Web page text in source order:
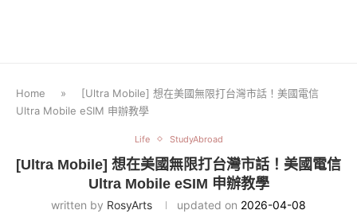
Home »
[Ultra Mobile] 想在美國無限打台灣市話！美國電信
Ultra Mobile eSIM 申辦教學
Life StudyAbroad
[Ultra Mobile] 想在美國無限打台灣市話！美國電信
Ultra Mobile eSIM 申辦教學
written by RosyArts updated on 2026-04-08